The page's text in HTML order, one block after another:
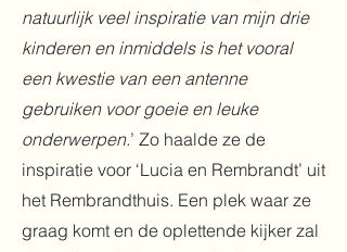
natuurlijk veel inspiratie van mijn drie
kinderen en inmiddels is het vooral
een kwestie van een antenne
gebruiken voor goeie en leuke
onderwerpen.’ Zo haalde ze de
inspiratie voor ‘Lucia en Rembrandt’ uit
het Rembrandthuis. Een plek waar ze
graag komt en de oplettende kijker zal